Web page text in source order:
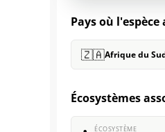
Pays où l'espèce
🇿🇦Afrique du
Écosystèmes
ÉCOSYSTÈME